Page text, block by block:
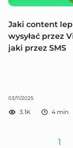
Jaki content
wysyłać przez
jaki przez SMS
03/11/2025
3.1K 4 min
1